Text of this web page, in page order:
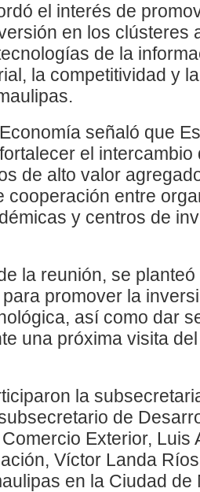
el interés de
en los clústeres
de la
la competitividad y
señaló que
el
de alto valor
cooperación entre
y centros de
la reunión, se
promover la
así como dar
una próxima visita
la
de
Exterior, Luis
Víctor Landa
en la Ciudad